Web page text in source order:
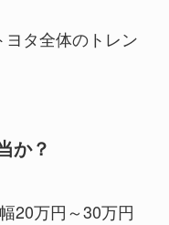
タ全体のトレン
か？
20万円～30万円